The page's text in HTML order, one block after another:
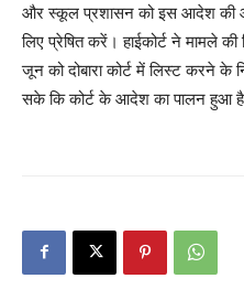
और स्कूल प्रशासन को इस आदेश की
लिए प्रेषित करें। हाईकोर्ट ने मामले
जून को दोबारा कोर्ट में लिस्ट करने के
सके कि कोर्ट के आदेश का पालन हुआ है